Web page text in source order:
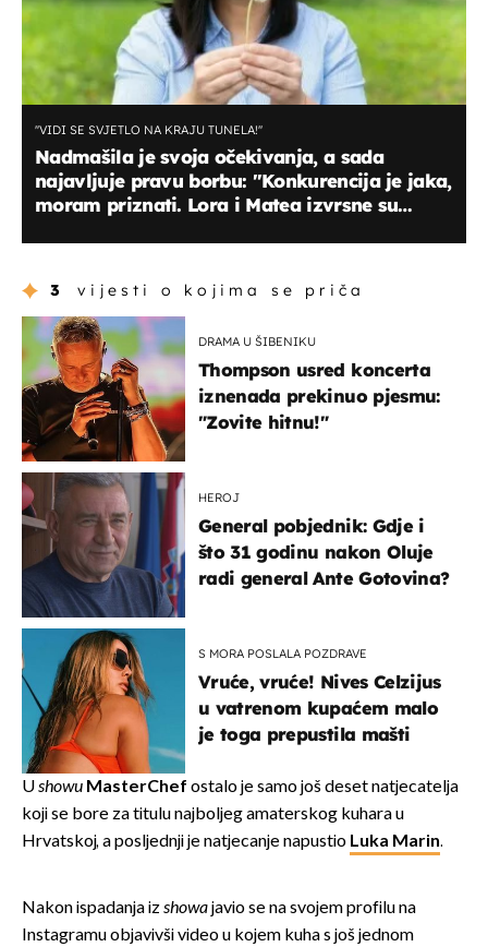
''VIDI SE SVJETLO NA KRAJU TUNELA!''
Nadmašila je svoja očekivanja, a sada
najavljuje pravu borbu: "Konkurencija je jaka,
moram priznati. Lora i Matea izvrsne su
3 vijesti o kojima se priča
DRAMA U ŠIBENIKU
Thompson usred koncerta
iznenada prekinuo pjesmu:
"Zovite hitnu!"
HEROJ
General pobjednik: Gdje i
što 31 godinu nakon Oluje
radi general Ante Gotovina?
S MORA POSLALA POZDRAVE
Vruće, vruće! Nives Celzijus
u vatrenom kupaćem malo
je toga prepustila mašti
Ushowu MasterChef ostalo je samo još deset natjecatelja
koji se bore za titulu najboljeg amaterskog kuhara u
Hrvatskoj, a posljednji je natjecanje napustio Luka Marin.
Nakon ispadanja izshowajavio se na svojem profilu na
Instagramu objavivši video u kojem kuha s još jednom